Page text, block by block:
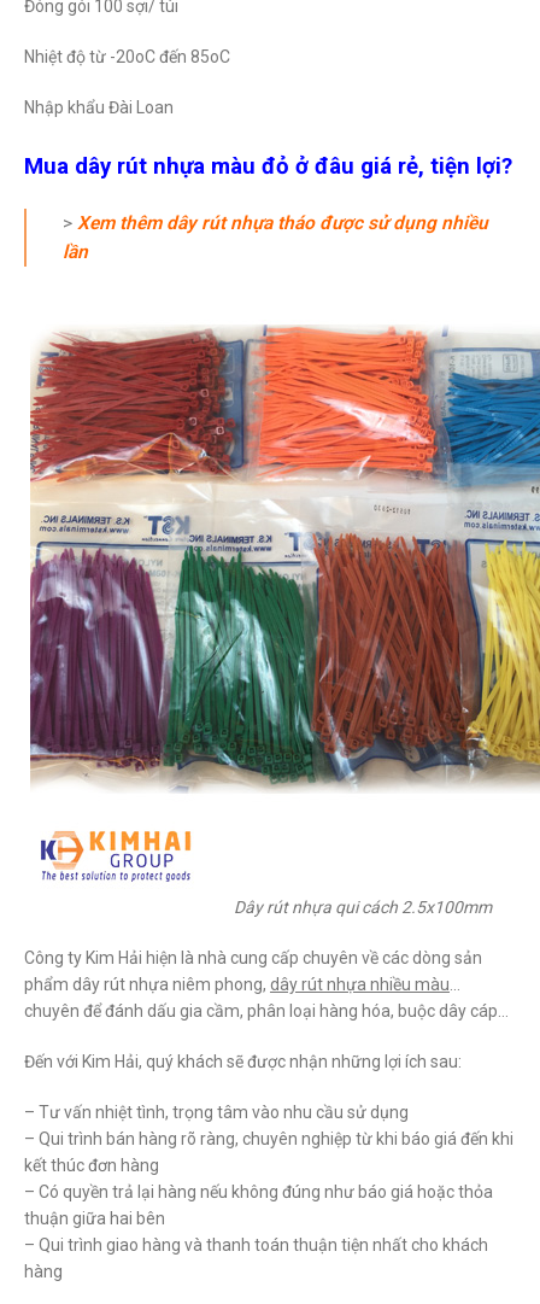
Đóng gói 100 sợi/ túi
Nhiệt độ từ -20oC đến 85oC
Nhập khẩu Đài Loan
Mua dây rút nhựa màu đỏ ở đâu giá rẻ, tiện lợi?
> Xem thêm dây rút nhựa tháo được sử dụng nhiều
lần
Dây rút nhựa qui cách 2.5x100mm
Công ty Kim Hải hiện là nhà cung cấp chuyên về các dòng sản
phẩm dây rút nhựa niêm phong, dây rút nhựa nhiều màu
chuyên để đánh dấu gia cầm, phân loại hàng hóa, buộc dây cáp…
Đến với Kim Hải, quý khách sẽ được nhận những lợi ích sau:
– Tư vấn nhiệt tình, trọng tâm vào nhu cầu sử dụng
– Qui trình bán hàng rõ ràng, chuyên nghiệp từ khi báo giá đến khi
kết thúc đơn hàng
– Có quyền trả lại hàng nếu không đúng như báo giá hoặc thỏa
thuận giữa hai bên
– Qui trình giao hàng và thanh toán thuận tiện nhất cho khách
hàng